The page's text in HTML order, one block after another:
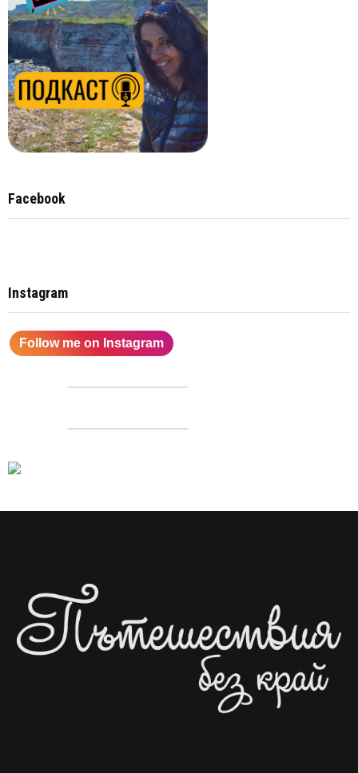
Facebook
Instagram
Follow me on Instagram